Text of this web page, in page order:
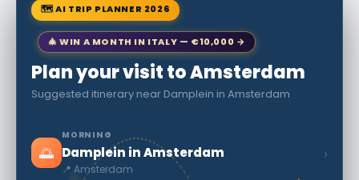
🗺 AI TRIP PLANNER 2026
🎄 WIN A MONTH IN ITALY — €10,000 →
Plan your visit to Amsterdam
Suggested itinerary near Damplein in Amsterdam
🌅
MORNING
Damplein in Amsterdam
📍 Amsterdam
›